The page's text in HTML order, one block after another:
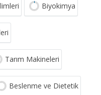
Biyokimya
Tarım Makineleri
Beslenme ve Dietetik